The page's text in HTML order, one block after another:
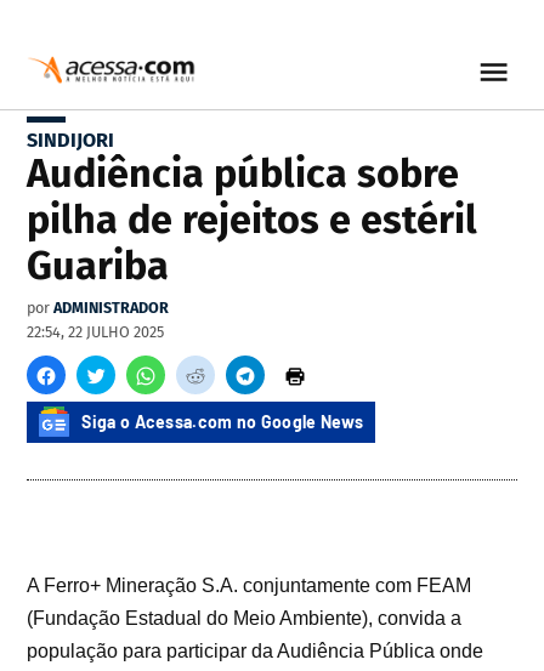
SINDIJORI
Audiência pública sobre
pilha de rejeitos e estéril
Guariba
por ADMINISTRADOR
22:54, 22 JULHO 2025
Siga o Acessa.com no Google News
A Ferro+ Mineração S.A. conjuntamente com FEAM
(Fundação Estadual do Meio Ambiente), convida a
população para participar da Audiência Pública onde